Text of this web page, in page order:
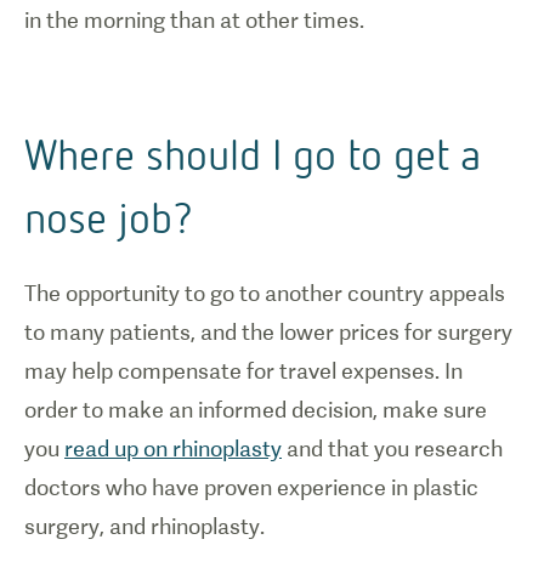
in the morning than at other times.
Where should I go to get a
nose job?
The opportunity to go to another country appeals
to many patients, and the lower prices for surgery
may help compensate for travel expenses. In
order to make an informed decision, make sure
you read up on rhinoplasty and that you research
doctors who have proven experience in plastic
surgery, and rhinoplasty.